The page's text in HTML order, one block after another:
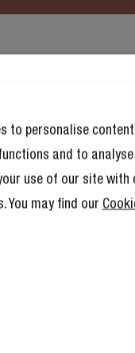
to personalise
and to
use of our site with
You may find our